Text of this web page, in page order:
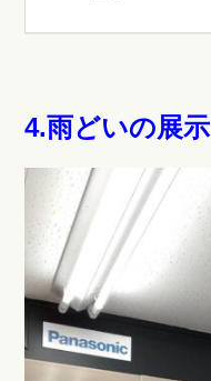
4.雨どいの展示